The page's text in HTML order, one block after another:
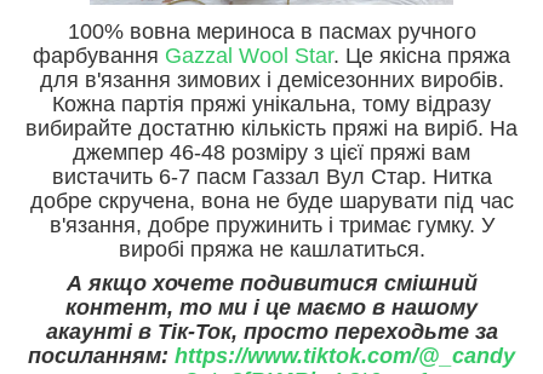
100% вовна мериноса в пасмах ручного
фарбування Gazzal Wool Star. Це якісна пряжа
для в'язання зимових і демісезонних виробів.
Кожна партія пряжі унікальна, тому відразу
вибирайте достатню кількість пряжі на виріб. На
джемпер 46-48 розміру з цієї пряжі вам
вистачить 6-7 пасм Газзал Вул Стар. Нитка
добре скручена, вона не буде шарувати під час
в'язання, добре пружинить і тримає гумку. У
виробі пряжа не кашлатиться.
А якщо хочете подивитися смішний
контент, то ми і це маємо в нашому
акаунті в Тік-Ток, просто переходьте за
посиланням: https://www.tiktok.com/@_candy